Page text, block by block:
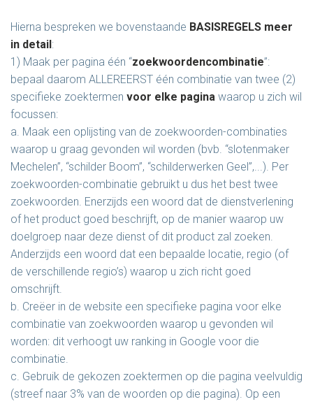
Hierna bespreken we bovenstaande BASISREGELS meer
in detail:
1) Maak per pagina één “zoekwoordencombinatie”:
bepaal daarom ALLEREERST één combinatie van twee (2)
specifieke zoektermen voor elke pagina waarop u zich wil
focussen:
a. Maak een oplijsting van de zoekwoorden-combinaties
waarop u graag gevonden wil worden (bvb. “slotenmaker
Mechelen”, “schilder Boom”, “schilderwerken Geel”,...). Per
zoekwoorden-combinatie gebruikt u dus het best twee
zoekwoorden. Enerzijds een woord dat de dienstverlening
of het product goed beschrijft, op de manier waarop uw
doelgroep naar deze dienst of dit product zal zoeken.
Anderzijds een woord dat een bepaalde locatie, regio (of
de verschillende regio’s) waarop u zich richt goed
omschrijft.
b. Creëer in de website een specifieke pagina voor elke
combinatie van zoekwoorden waarop u gevonden wil
worden: dit verhoogt uw ranking in Google voor die
combinatie.
c. Gebruik de gekozen zoektermen op die pagina veelvuldig
(streef naar 3% van de woorden op die pagina). Op een